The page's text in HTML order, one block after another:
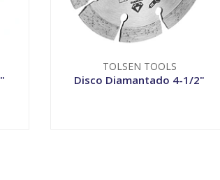
TOLSEN TOOLS
Disco Diamantado 4-1/2"